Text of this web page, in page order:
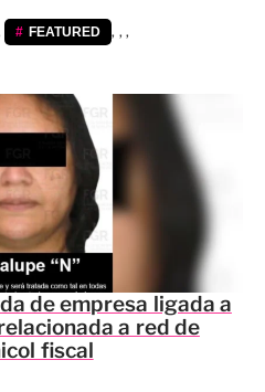
FEATURED , , ,
de empresa ligada a
a red de
fiscal